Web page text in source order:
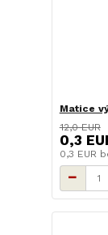
Matice
12,0 EUR
0,3
0,3 EUR